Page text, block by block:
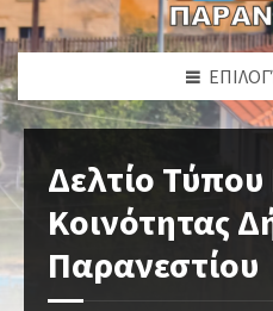
Δελτίο
Κοινότητας
Παρανεστίου